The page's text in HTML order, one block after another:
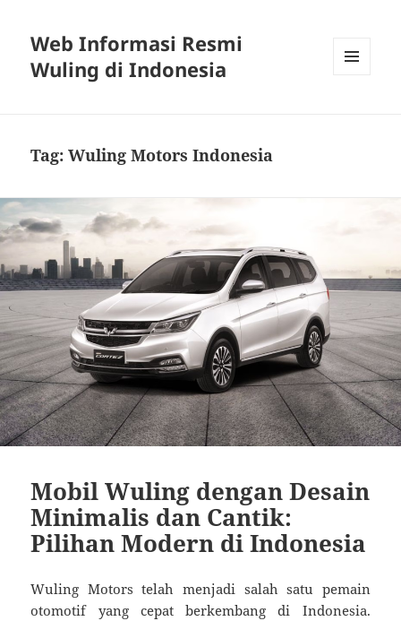
Web Informasi Resmi
Wuling di Indonesia
Tag:Wuling Motors Indonesia
Mobil Wuling dengan Desain
Minimalis dan Cantik:
Pilihan Modern di Indonesia
Wuling Motors telah menjadi salah satu pemain
otomotif yang cepat berkembang di Indonesia.